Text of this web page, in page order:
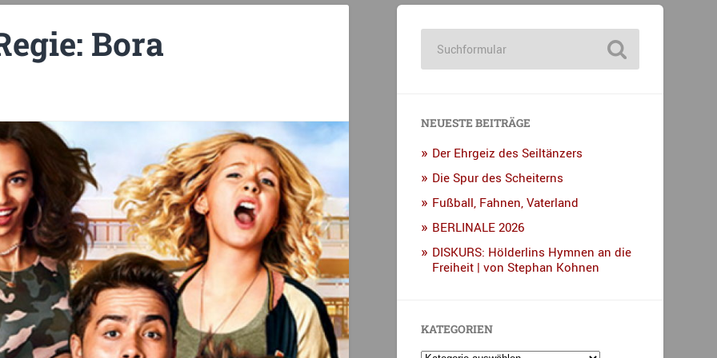
Bora
NEUESTE BEITRÄGE
Der Ehrgeiz des Seiltänzers
Die Spur des Scheiterns
Fußball, Fahnen, Vaterland
BERLINALE 2026
DISKURS: Hölderlins Hymnen an die
Freiheit | von Stephan Kohnen
KATEGORIEN